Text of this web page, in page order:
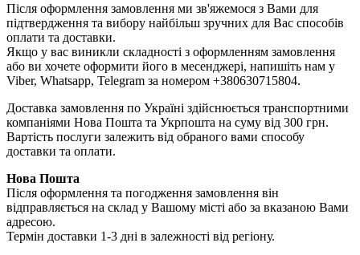
Після оформлення замовлення ми зв'яжемося з Вами для
підтвердження та вибору найбільш зручних для Вас способів
оплати та доставки.
Якщо у вас виникли складності з оформленням замовлення
або ви хочете оформити його в месенджері, напишіть нам у
Viber, Whatsapp, Telegram за номером +380630715804.
Доставка замовлення по Україні здійснюється транспортними
компаніями Нова Пошта та Укрпошта на суму від 300 грн.
Вартість послуги залежить від обраного вами способу
доставки та оплати.
Нова Пошта
Після оформлення та погодження замовлення він
відправляється на склад у Вашому місті або за вказаною Вами
адресою.
Термін доставки 1-3 дні в залежності від регіону.